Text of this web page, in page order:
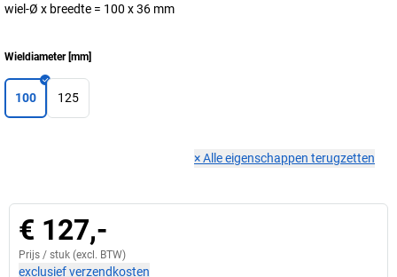
wiel-Ø x breedte = 100 x 36 mm
Wieldiameter[mm]
100 125
×Alle eigenschappen terugzetten
€ 127,-
Prijs / stuk (excl. BTW)
exclusief verzendkosten